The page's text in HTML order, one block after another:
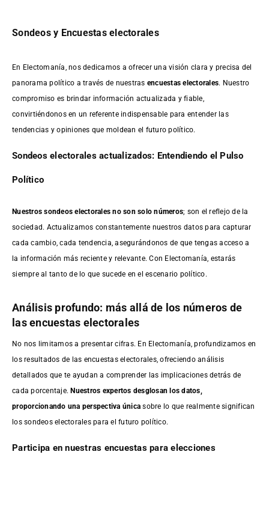
Sondeos y Encuestas electorales
En Electomanía, nos dedicamos a ofrecer una visión clara y precisa del
panorama político a través de nuestras encuestas electorales. Nuestro
compromiso es brindar información actualizada y fiable,
convirtiéndonos en un referente indispensable para entender las
tendencias y opiniones que moldean el futuro político.
Sondeos electorales actualizados: Entendiendo el Pulso
Político
Nuestros sondeos electorales no son solo números; son el reflejo de la
sociedad. Actualizamos constantemente nuestros datos para capturar
cada cambio, cada tendencia, asegurándonos de que tengas acceso a
la información más reciente y relevante. Con Electomanía, estarás
siempre al tanto de lo que sucede en el escenario político.
Análisis profundo: más allá de los números de
las encuestas electorales
No nos limitamos a presentar cifras. En Electomanía, profundizamos en
los resultados de las encuestas electorales, ofreciendo análisis
detallados que te ayudan a comprender las implicaciones detrás de
cada porcentaje.Nuestros expertos desglosan los datos,
proporcionando una perspectiva única sobre lo que realmente significan
los sondeos electorales para el futuro político.
Participa en nuestras encuestas para elecciones